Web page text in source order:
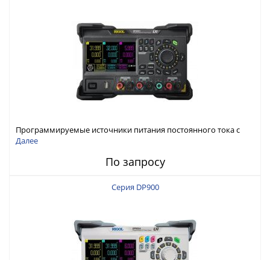
Программируемые источники питания постоянного тока с
мощностью 222 Вт, 3 канала
Далее
По запросу
Серия DP900